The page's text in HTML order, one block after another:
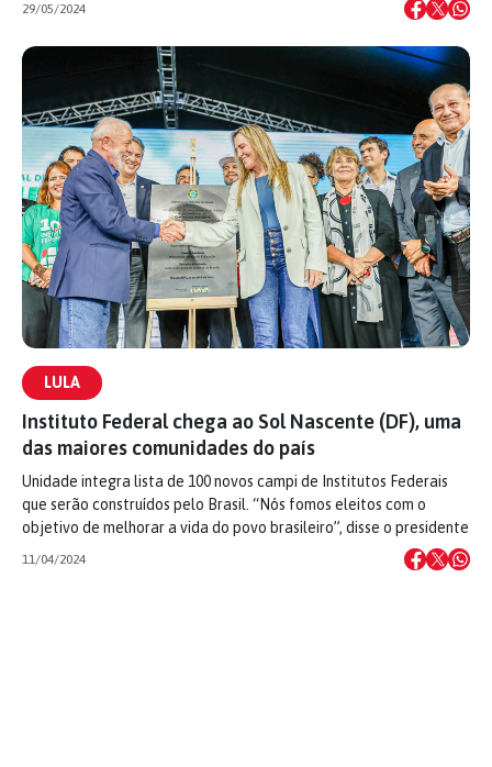
29/05/2024
LULA
Instituto Federal chega ao Sol Nascente (DF), uma
das maiores comunidades do país
Unidade integra lista de 100 novos campi de Institutos Federais
que serão construídos pelo Brasil. “Nós fomos eleitos com o
objetivo de melhorar a vida do povo brasileiro”, disse o presidente
11/04/2024